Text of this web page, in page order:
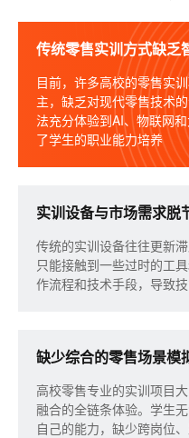
传统零售实训方式缺乏
目前，许多高校的零售实
主，缺乏对现代零售技术
法充分体验到AI、物联网
了学生的职业能力培养
实训设备与市场需求脱
传统的实训设备往往更新
只能接触到一些过时的工
作流程和技术手段，导致
缺少综合的零售场景模
高校零售专业的实训项目
融合的全链条体验。学生
自己的能力，缺少跨岗位